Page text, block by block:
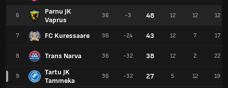
6
Parnu JK
Vaprus
7 FC Kuressaare
8 Trans Narva
9
Tartu JK
Tammeka
36 -3 48 12 12 12
36 -24 43 12 7 17
36 -32 38 12 2 22
36 -32 27 5 12 19